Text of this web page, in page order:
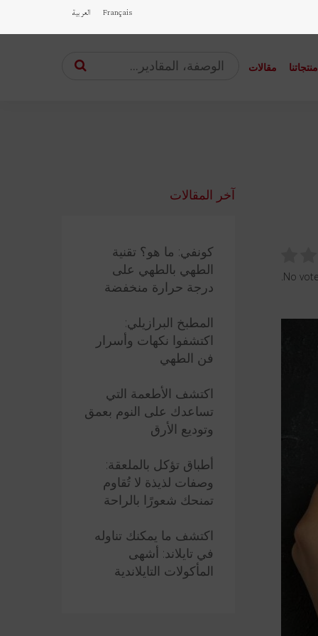
Français العربية
منتجاتنا مقالات
No
آخر المقالات
كونفي: ما هو؟ تقنية
الطهي بالطهي على
درجة حرارة منخفضة
المطبخ البرازيلي:
اكتشفوا نكهات وأسرار
فن الطهي
اكتشف الأطعمة التي
تساعدك على النوم بعمق
وتوديع الأرق
أطباق تؤكل بالملعقة:
وصفات لذيذة لا تُقاوم
تمنحك شعورًا بالراحة
اكتشف ما يمكنك تناوله
في تايلاند: أشهى
المأكولات التايلاندية